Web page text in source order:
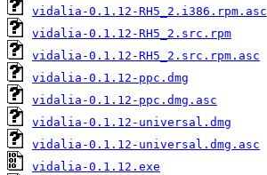
vidalia-0.1.12-RH5_2.i386.rpm.asc
vidalia-0.1.12-RH5_2.src.rpm
vidalia-0.1.12-RH5_2.src.rpm.asc
vidalia-0.1.12-ppc.dmg
vidalia-0.1.12-ppc.dmg.asc
vidalia-0.1.12-universal.dmg
vidalia-0.1.12-universal.dmg.asc
vidalia-0.1.12.exe